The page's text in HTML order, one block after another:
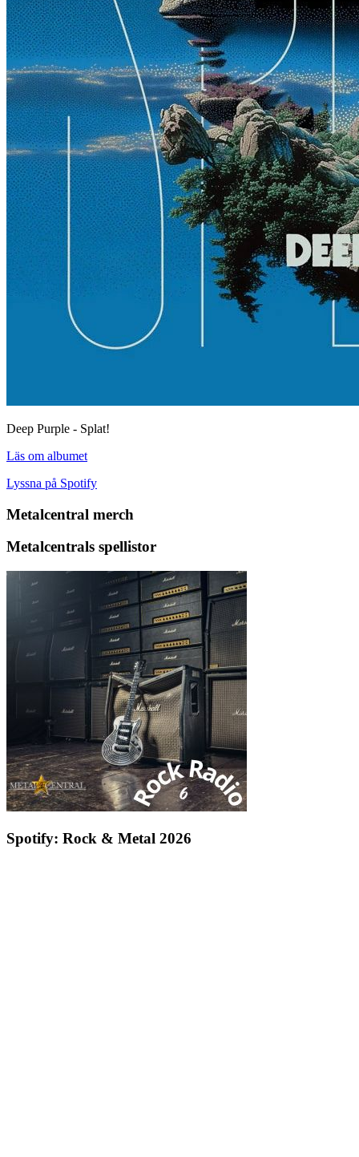
Deep Purple - Splat!
Läs om albumet
Lyssna på Spotify
Metalcentral merch
Metalcentrals spellistor
Spotify: Rock & Metal 2026